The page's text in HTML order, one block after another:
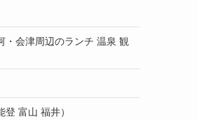
・会津周辺のランチ 温泉 観
富山 福井）